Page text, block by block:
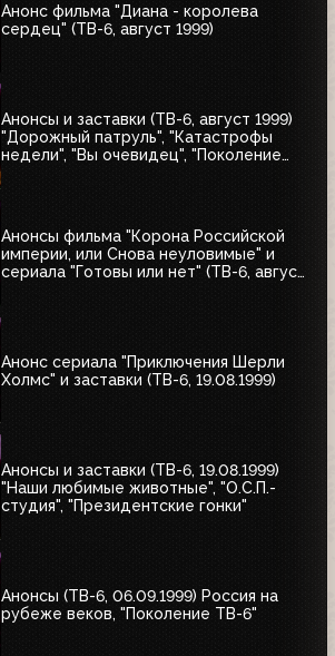
Анонс фильма "Диана - королева
сердец" (ТВ-6, август 1999)
Анонсы и заставки (ТВ-6, август 1999)
"Дорожный патруль", "Катастрофы
недели", "Вы очевидец", "Поколение
Анонсы фильма "Корона Российской
империи, или Снова неуловимые" и
сериала "Готовы или нет" (ТВ-6, август
Анонс сериала "Приключения Шерли
Холмс" и заставки (ТВ-6, 19.08.1999)
Анонсы и заставки (ТВ-6, 19.08.1999)
"Наши любимые животные", "О.С.П.-
студия", "Президентские гонки"
Анонсы (ТВ-6, 06.09.1999) Россия на
рубеже веков, "Поколение ТВ-6"